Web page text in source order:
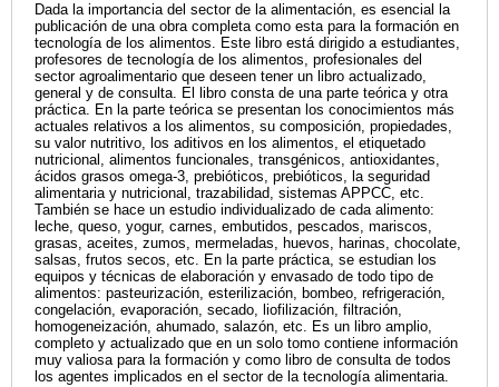
Dada la importancia del sector de la alimentación, es esencial la
publicación de una obra completa como esta para la formación en
tecnología de los alimentos. Este libro está dirigido a estudiantes,
profesores de tecnología de los alimentos, profesionales del
sector agroalimentario que deseen tener un libro actualizado,
general y de consulta. El libro consta de una parte teórica y otra
práctica. En la parte teórica se presentan los conocimientos más
actuales relativos a los alimentos, su composición, propiedades,
su valor nutritivo, los aditivos en los alimentos, el etiquetado
nutricional, alimentos funcionales, transgénicos, antioxidantes,
ácidos grasos omega-3, prebióticos, prebióticos, la seguridad
alimentaria y nutricional, trazabilidad, sistemas APPCC, etc.
También se hace un estudio individualizado de cada alimento:
leche, queso, yogur, carnes, embutidos, pescados, mariscos,
grasas, aceites, zumos, mermeladas, huevos, harinas, chocolate,
salsas, frutos secos, etc. En la parte práctica, se estudian los
equipos y técnicas de elaboración y envasado de todo tipo de
alimentos: pasteurización, esterilización, bombeo, refrigeración,
congelación, evaporación, secado, liofilización, filtración,
homogeneización, ahumado, salazón, etc. Es un libro amplio,
completo y actualizado que en un solo tomo contiene información
muy valiosa para la formación y como libro de consulta de todos
los agentes implicados en el sector de la tecnología alimentaria.